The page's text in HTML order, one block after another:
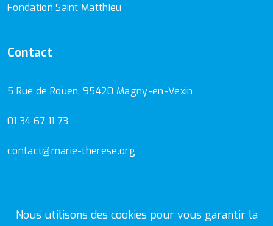
Nous utilisons des cookies pour vous garantir la
Fondation Saint Matthieu
Contact
5 Rue de Rouen, 95420 Magny-en-Vexin
01 34 67 11 73
contact@marie-therese.org
Mentions Légales Politique de confidentialité